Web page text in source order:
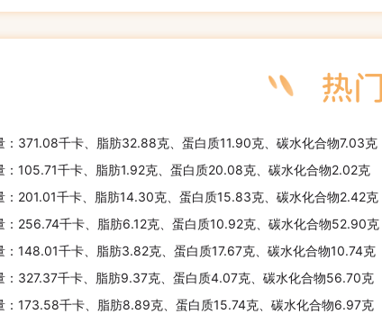
：371.08千卡、脂肪32.88克、蛋白质11.90克、碳水化合物7.03克
：105.71千卡、脂肪1.92克、蛋白质20.08克、碳水化合物2.02克
：201.01千卡、脂肪14.30克、蛋白质15.83克、碳水化合物2.42克
：256.74千卡、脂肪6.12克、蛋白质10.92克、碳水化合物52.90克
：148.01千卡、脂肪3.82克、蛋白质17.67克、碳水化合物10.74克
：327.37千卡、脂肪9.37克、蛋白质4.07克、碳水化合物56.70克
：173.58千卡、脂肪8.89克、蛋白质15.74克、碳水化合物6.97克